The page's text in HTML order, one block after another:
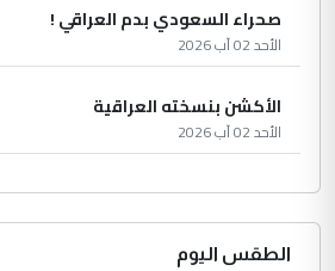
صحراء السعودي بدم العراقي !
الأحد 02 آب 2026
الأكشن بنسخته العراقية
الأحد 02 آب 2026
الطقس اليوم